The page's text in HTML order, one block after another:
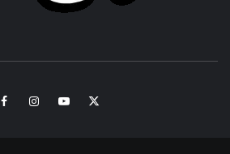
FacebookInstagramYoutubeTwitter